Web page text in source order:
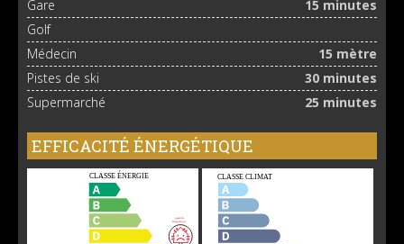
Gare
15 minutes
Golf
Médecin
15 mètre
Pistes de ski
30 minutes
Supermarché
25 minutes
EFFICACITÉ ÉNERGÉTIQUE